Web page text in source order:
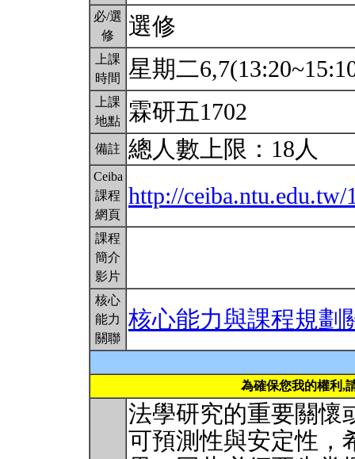
必/選
修
選修
上課
時間
星期二
上課
地點
霖研五1702
備註 總人數上限：18人
Ceiba
課程
網頁
http://
課程
簡介
影片
核心
能力
關聯
核心能力與課程規劃
為確保您我的權利,
法學研究的重要關懷
可預測性與安定性，